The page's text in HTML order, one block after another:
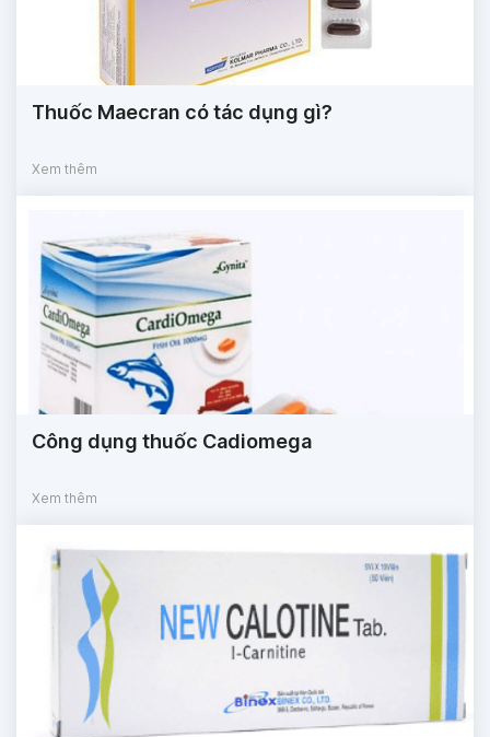
Thuốc Maecran có tác dụng gì?
Xem thêm
Công dụng thuốc Cadiomega
Xem thêm